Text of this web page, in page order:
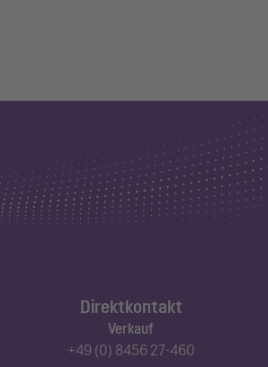
Direktkontakt
Verkauf
+49 (0) 8456 27-460